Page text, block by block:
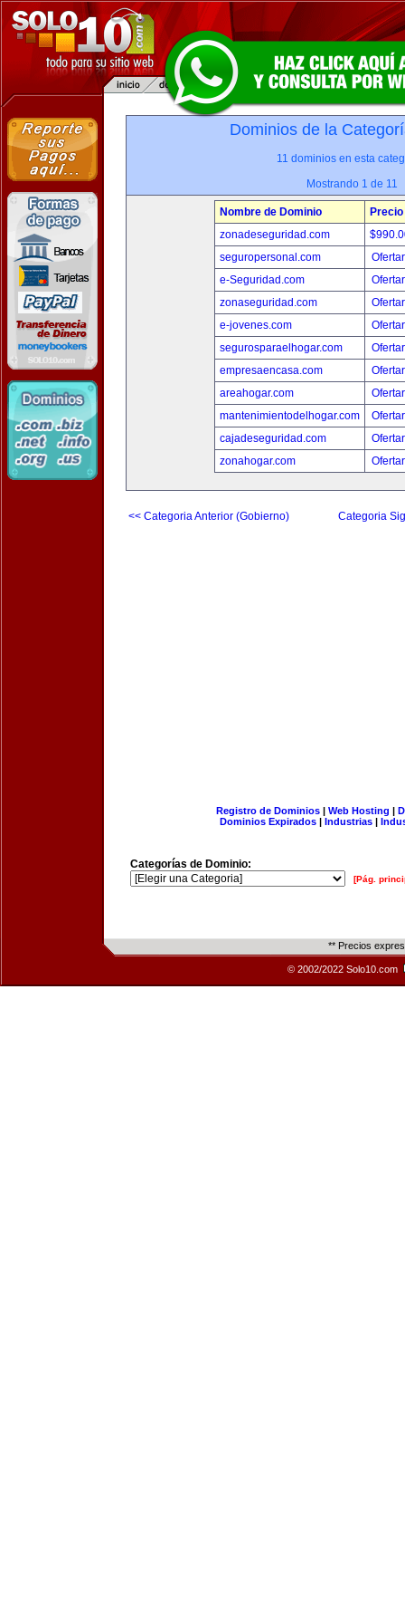
Dominios de la
11 dominios en esta
Mostrando 1 de 11
Nombre de Dominio
Precio
zonadeseguridad.com
seguropersonal.com
e-Seguridad.com
zonaseguridad.com
e-jovenes.com
segurosparaelhogar.com
empresaencasa.com
areahogar.com
mantenimientodelhogar.com
cajadeseguridad.com
zonahogar.com
<< Categoria Anterior (Gobierno) Categoria
Registro de Dominios| Web Hosting |
Dominios Expirados | Industrias |
Categorías de Dominio:
[Pág.
** Precios
© 2002/2022 Solo10.com